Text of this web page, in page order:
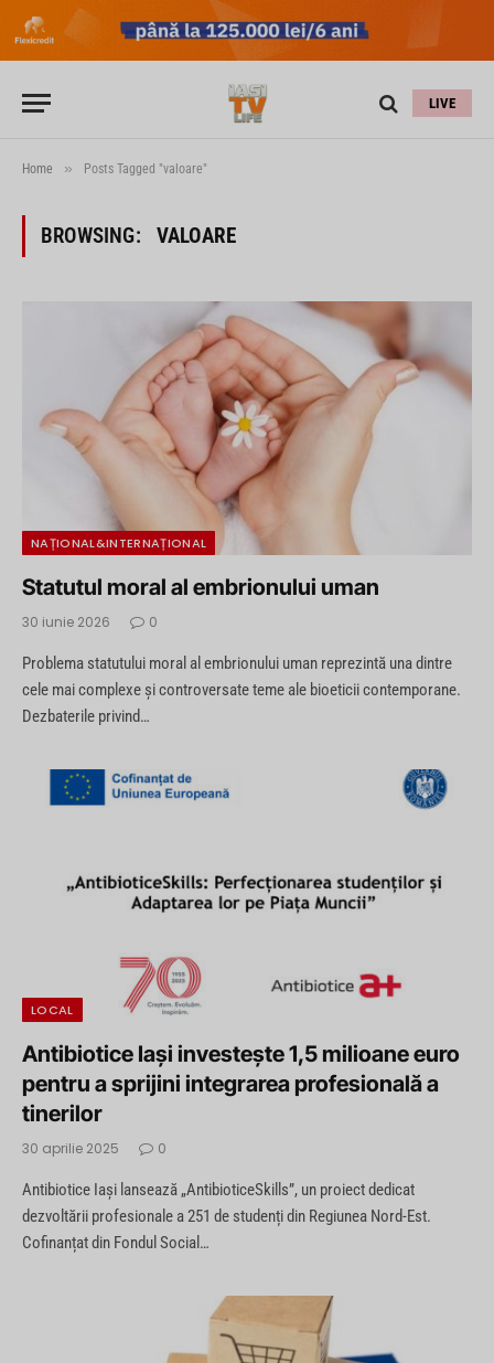
LIVE
Home » Posts Tagged "valoare"
BROWSING: VALOARE
NAȚIONAL&INTERNAȚIONAL
Statutul moral al embrionului uman
30 iunie 2026 0
Problema statutului moral al embrionului uman reprezintă una dintre
cele mai complexe și controversate teme ale bioeticii contemporane.
Dezbaterile privind…
LOCAL
Antibiotice Iași investește 1,5 milioane euro
pentru a sprijini integrarea profesională a
tinerilor
30 aprilie 2025 0
Antibiotice Iași lansează „AntibioticeSkills”, un proiect dedicat
dezvoltării profesionale a 251 de studenți din Regiunea Nord-Est.
Cofinanțat din Fondul Social…